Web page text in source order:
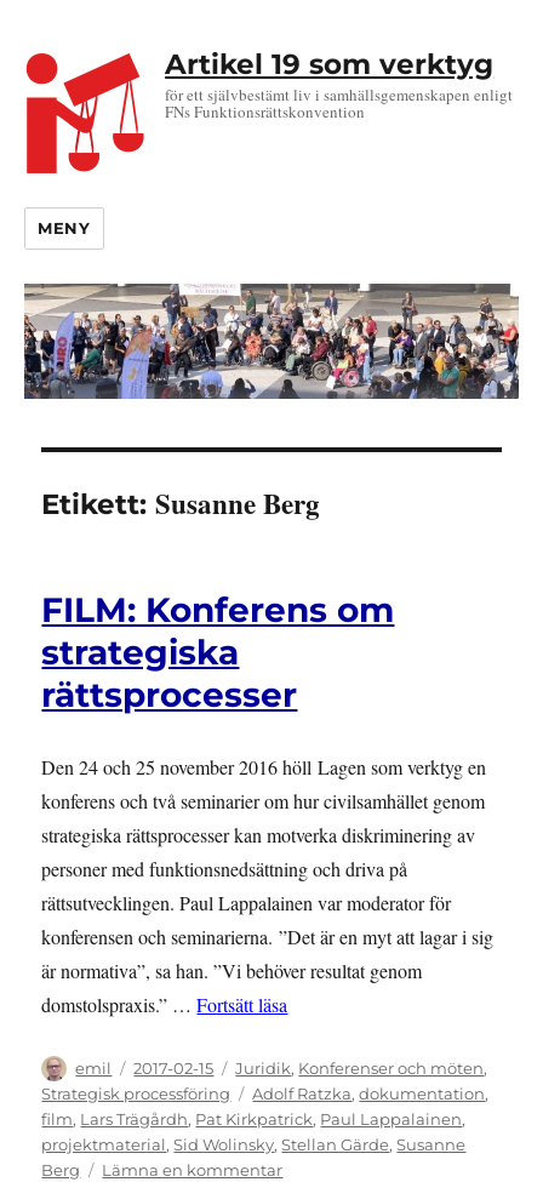
Artikel 19 som verktyg
för ett självbestämt liv i samhällsgemenskapen enligt
FNs Funktionsrättskonvention
MENY
Etikett:Susanne Berg
FILM: Konferens om
strategiska
rättsprocesser
Den 24 och 25 november 2016 höll Lagen som verktyg en
konferens och två seminarier om hur civilsamhället genom
strategiska rättsprocesser kan motverka diskriminering av
personer med funktionsnedsättning och driva på
rättsutvecklingen. Paul Lappalainen var moderator för
konferensen och seminarierna. ”Det är en myt att lagar i sig
är normativa”, sa han. ”Vi behöver resultat genom
domstolspraxis.” …Fortsätt läsa
Författare
emil
Publicerat
den
2017-02-15 Kategorier
Juridik, Konferenser och möten,
Strategisk processföring
Etiketter
Adolf Ratzka,dokumentation,
film, Lars Trägårdh, Pat Kirkpatrick, Paul Lappalainen,
projektmaterial,Sid Wolinsky,Stellan Gärde,Susanne
Berg
Lämna en kommentartill